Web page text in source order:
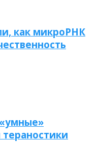
как микроРНК